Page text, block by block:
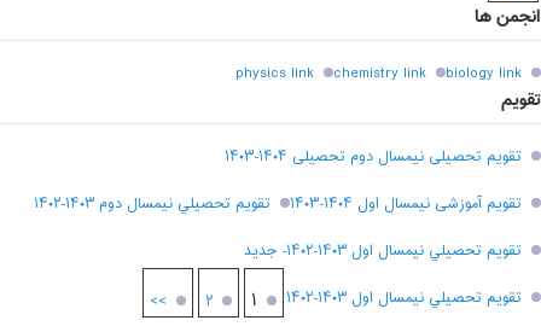
انجمن ها
biology link
chemistry link
physics link
تقویم
تقویم تحصیلی نیمسال دوم تحصیلی ۱۴۰۴-۱۴۰۳
تقویم آموزشی نیمسال اول ۱۴۰۴-۱۴۰۳
تقويم تحصيلي نيمسال دوم ۱۴۰۳-۱۴۰۲
تقويم تحصيلي نيمسال اول ۱۴۰۳-۱۴۰۲- جديد
تقويم تحصيلي نيمسال اول ۱۴۰۳-۱۴۰۲
۱ ۲ >>